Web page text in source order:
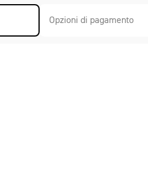
Opzioni di pagamento